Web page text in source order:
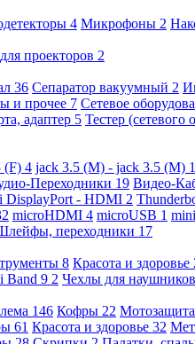
4 Микрофоны 2
проекторов 2
36 Сепаратор вакуумный 2
и прочее 7 Сетевое
адаптер 5 Тестер (сетевого
(F) 4 jack 3.5 (M) - jack 3.5 (M)
Переходники 19 Видео-
DisplayPort - HDMI 2
microHDMI 4 microUSB 1
переходники 17
8 Красота и здоровье
Band 9 2 Чехлы для наушников
146 Кофры 22 Мотозащита
61 Красота и здоровье 32